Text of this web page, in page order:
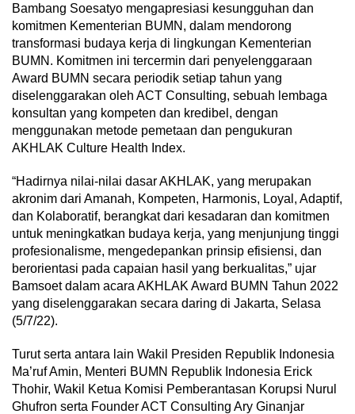
Bambang Soesatyo mengapresiasi kesungguhan dan
komitmen Kementerian BUMN, dalam mendorong
transformasi budaya kerja di lingkungan Kementerian
BUMN. Komitmen ini tercermin dari penyelenggaraan
Award BUMN secara periodik setiap tahun yang
diselenggarakan oleh ACT Consulting, sebuah lembaga
konsultan yang kompeten dan kredibel, dengan
menggunakan metode pemetaan dan pengukuran
AKHLAK Culture Health Index.
“Hadirnya nilai-nilai dasar AKHLAK, yang merupakan
akronim dari Amanah, Kompeten, Harmonis, Loyal, Adaptif,
dan Kolaboratif, berangkat dari kesadaran dan komitmen
untuk meningkatkan budaya kerja, yang menjunjung tinggi
profesionalisme, mengedepankan prinsip efisiensi, dan
berorientasi pada capaian hasil yang berkualitas,” ujar
Bamsoet dalam acara AKHLAK Award BUMN Tahun 2022
yang diselenggarakan secara daring di Jakarta, Selasa
(5/7/22).
Turut serta antara lain Wakil Presiden Republik Indonesia
Ma’ruf Amin, Menteri BUMN Republik Indonesia Erick
Thohir, Wakil Ketua Komisi Pemberantasan Korupsi Nurul
Ghufron serta Founder ACT Consulting Ary Ginanjar